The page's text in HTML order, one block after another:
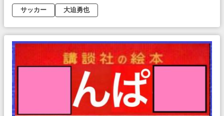
サッカー
大迫勇也